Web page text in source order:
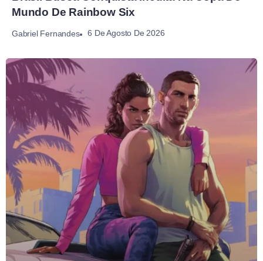
Mundo De Rainbow Six
Gabriel Fernandes 6 De Agosto De 2026